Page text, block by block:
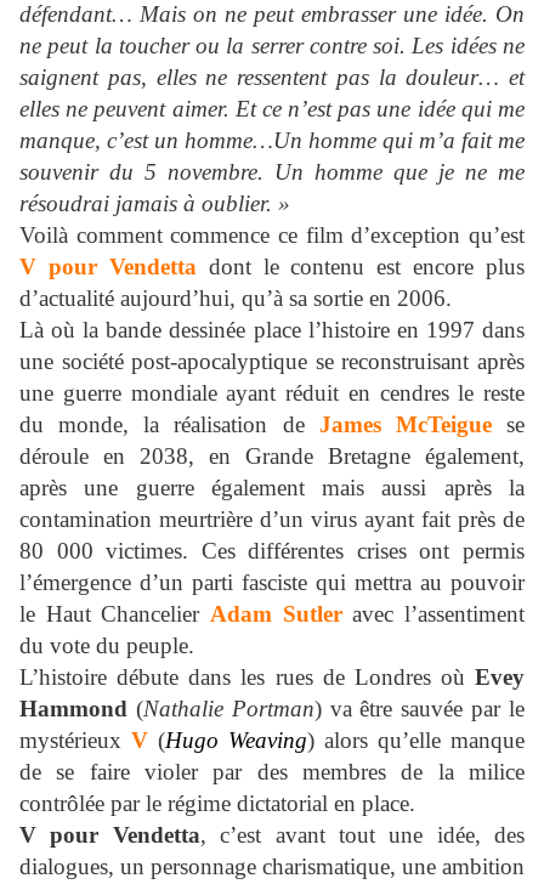
défendant… Mais on ne peut embrasser une idée. On
ne peut la toucher ou la serrer contre soi. Les idées ne
saignent pas, elles ne ressentent pas la douleur… et
elles ne peuvent aimer. Et ce n’est pas une idée qui me
manque, c’est un homme…Un homme qui m’a fait me
souvenir du 5 novembre. Un homme que je ne me
résoudrai jamais à oublier. »
Voilà comment commence ce film d’exception qu’est
V pour Vendetta dont le contenu est encore plus
d’actualité aujourd’hui, qu’à sa sortie en 2006.
Là où la bande dessinée place l’histoire en 1997 dans
une société post-apocalyptique se reconstruisant après
une guerre mondiale ayant réduit en cendres le reste
du monde, la réalisation de James McTeiguese
déroule en 2038, en Grande Bretagne également,
après une guerre également mais aussi après la
contamination meurtrière d’un virus ayant fait près de
80 000 victimes. Ces différentes crises ont permis
l’émergence d’un parti fasciste qui mettra au pouvoir
le Haut Chancelier Adam Sutleravec l’assentiment
du vote du peuple.
L’histoire débute dans les rues de Londres où Evey
Hammond (Nathalie Portman) va être sauvée par le
mystérieux V (Hugo Weaving) alors qu’elle manque
de se faire violer par des membres de la milice
contrôlée par le régime dictatorial en place.
V pour Vendetta, c’est avant tout une idée, des
dialogues, un personnage charismatique, une ambition